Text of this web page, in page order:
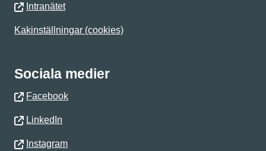
Intranätet
Kakinställningar (cookies)
Sociala medier
Facebook
LinkedIn
Instagram